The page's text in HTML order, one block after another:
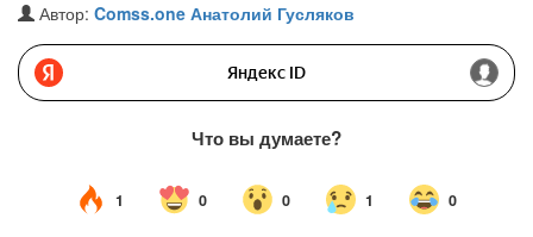
Автор: Comss.one Анатолий Гусляков